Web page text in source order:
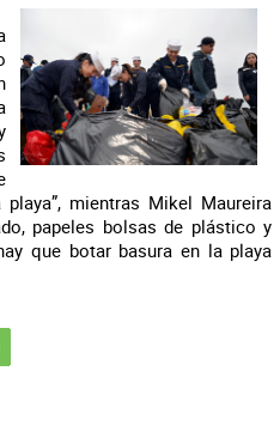
mientras Mikel Maureira
papeles bolsas de plástico y
que botar basura en la playa